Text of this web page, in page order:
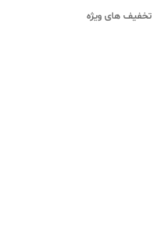
تخفیف های ویژه